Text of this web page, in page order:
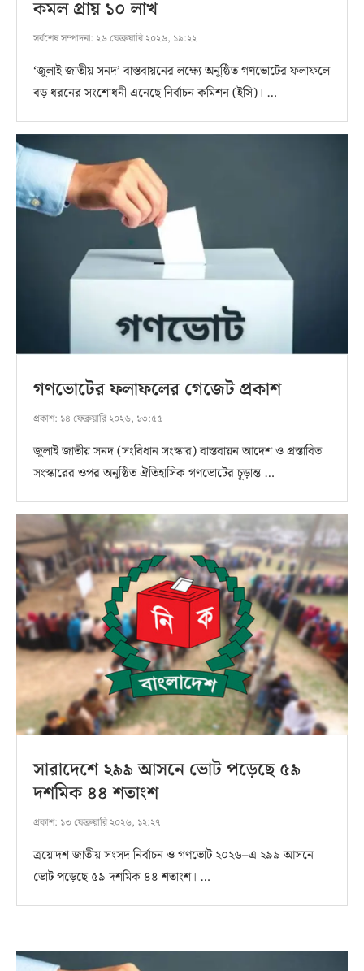
কমল প্রায় ১০ লাখ
সর্বশেষ সম্পাদনা: ২৬ ফেব্রুয়ারি ২০২৬, ১৯:২২
‘জুলাই জাতীয় সনদ’ বাস্তবায়নের লক্ষ্যে অনুষ্ঠিত গণভোটের ফলাফলে
বড় ধরনের সংশোধনী এনেছে নির্বাচন কমিশন (ইসি)। …
গণভোটের ফলাফলের গেজেট প্রকাশ
প্রকাশ: ১৪ ফেব্রুয়ারি ২০২৬, ১৩:৫৫
জুলাই জাতীয় সনদ (সংবিধান সংস্কার) বাস্তবায়ন আদেশ ও প্রস্তাবিত
সংস্কারের ওপর অনুষ্ঠিত ঐতিহাসিক গণভোটের চূড়ান্ত …
সারাদেশে ২৯৯ আসনে ভোট পড়েছে ৫৯
দশমিক ৪৪ শতাংশ
প্রকাশ: ১৩ ফেব্রুয়ারি ২০২৬, ১২:২৭
ত্রয়োদশ জাতীয় সংসদ নির্বাচন ও গণভোট ২০২৬–এ ২৯৯ আসনে
ভোট পড়েছে ৫৯ দশমিক ৪৪ শতাংশ। …